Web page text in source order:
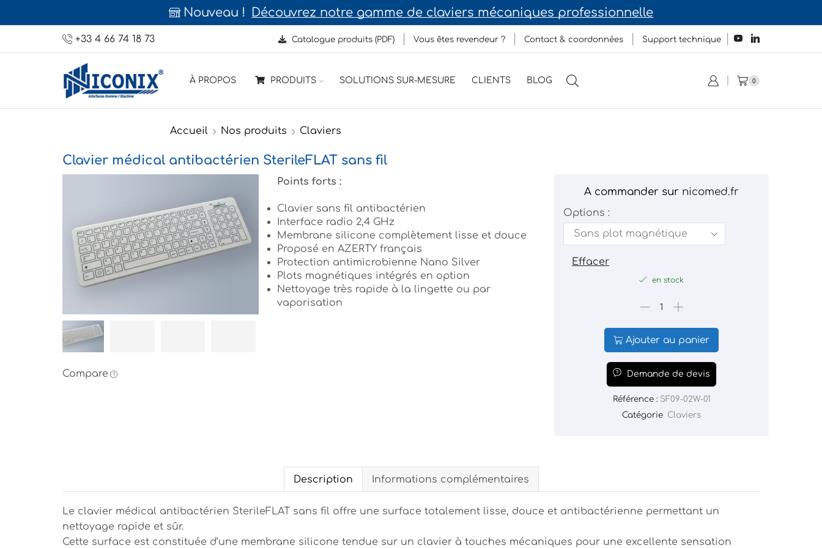
Nouveau ! Découvrez notre gamme de claviers mécaniques professionnelle
+33 4 66 74 18 73 Catalogue produits (PDF) Vous êtes revendeur ? Contact & coordonnées Support technique
À PROPOS PRODUITS SOLUTIONS SUR-MESURE CLIENTS BLOG 0
Accueil Nos produits Claviers
Clavier médical antibactérien SterileFLAT sans fil
Compare
Points forts :
Clavier sans fil antibactérien
Interface radio 2,4 GHz
Membrane silicone complètement lisse et douce
Proposé en AZERTY français
Protection antimicrobienne Nano Silver
Plots magnétiques intégrés en option
Nettoyage très rapide à la lingette ou par
vaporisation
A commander sur nicomed.fr
Options :
Effacer
en stock
Ajouter au panier
Demande de devis
Référence : SF09-02W-01
Catégorie Claviers
Description Informations complémentaires
Le clavier médical antibactérien SterileFLAT sans fil offre une surface totalement lisse, douce et antibactérienne permettant un
nettoyage rapide et sûr.
Cette surface est constituée d’une membrane silicone tendue sur un clavier à touches mécaniques pour une excellente sensation